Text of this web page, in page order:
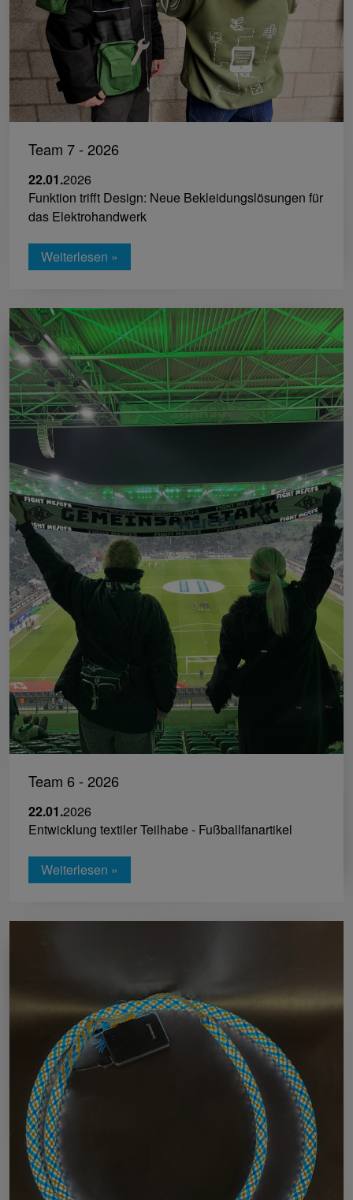
Team 7 - 2026
22.01.2026
Funktion trifft Design: Neue Bekleidungslösungen für
das Elektrohandwerk
Weiterlesen »
Team 6 - 2026
22.01.2026
Entwicklung textiler Teilhabe - Fußballfanartikel
Weiterlesen »